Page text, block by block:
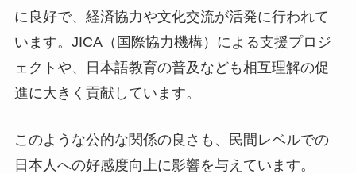
に良好で、経済協力や文化交流が活発に行われて
います。JICA（国際協力機構）による支援プロジ
ェクトや、日本語教育の普及なども相互理解の促
進に大きく貢献しています。
このような公的な関係の良さも、民間レベルでの
日本人への好感度向上に影響を与えています。